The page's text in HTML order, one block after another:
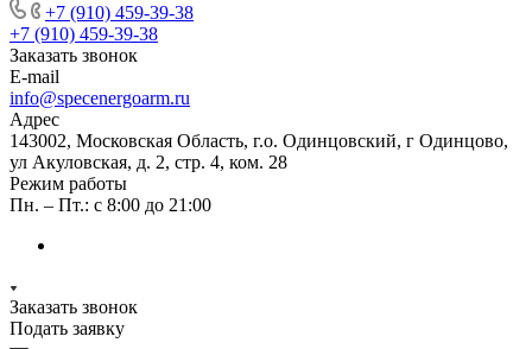
+7 (910) 459-39-38
+7 (910) 459-39-38
Заказать звонок
E-mail
info@specenergoarm.ru
Адрес
143002, Московская Область, г.о. Одинцовский, г Одинцово,
ул Акуловская, д. 2, стр. 4, ком. 28
Режим работы
Пн. – Пт.: с 8:00 до 21:00
Заказать звонок
Подать заявку